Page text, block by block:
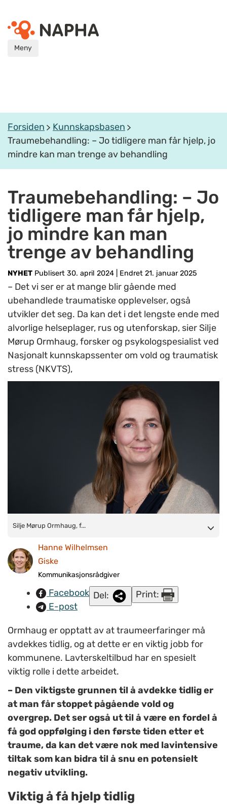
Meny
Forsiden
Kunnskapsbasen
Traumebehandling: – Jo tidligere man får hjelp, jo
mindre kan man trenge av behandling
Traumebehandling: – Jo
tidligere man får hjelp,
jo mindre kan man
trenge av behandling
NYHET Publisert 30. april 2024 Endret 21. januar 2025
– Det vi ser er at mange blir gående med
ubehandlede traumatiske opplevelser, også
utvikler det seg. Da kan det i det lengste ende med
alvorlige helseplager, rus og utenforskap, sier Silje
Mørup Ormhaug, forsker og psykologspesialist ved
Nasjonalt kunnskapssenter om vold og traumatisk
stress (NKVTS),
Silje Mørup Ormhaug, forsker og psykologspesialist ved
(NKVTS), sier
det er viktig at ansatte i helse- og omsorgsyrker
tar initiativ til å spørre etter potensielt traumatiserende
(Foto: Kristoffer Sandven)
Silje Mørup Ormhaug, f...
Hanne Wilhelmsen
Giske
Kommunikasjonsrådgiver
Facebook
E-post
Del: Print:
Ormhaug er opptatt av at traumeerfaringer må
avdekkes tidlig, og at dette er en viktig jobb for
kommunene. Lavterskeltilbud har en spesielt
viktig rolle i dette arbeidet.
– Den viktigste grunnen til å avdekke tidlig er
at man får stoppet pågående vold og
overgrep. Det ser også ut til å være en fordel å
få god oppfølging i den første tiden etter et
traume, da kan det være nok med lavintensive
tiltak som kan bidra til å snu en potensielt
negativ utvikling.
Viktig å få hjelp tidlig